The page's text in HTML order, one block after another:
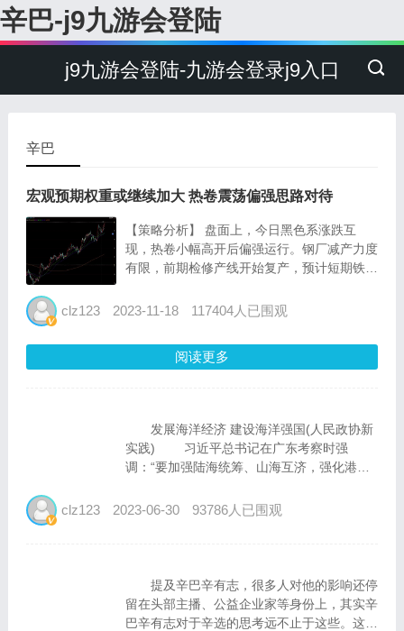
辛巴-j9九游会登陆
j9九游会登陆-九游会登录j9入口
辛巴
宏观预期权重或继续加大 热卷震荡偏强思路对待
【策略分析】 盘面上，今日黑色系涨跌互
现，热卷小幅高开后偏强运行。钢厂减产力度
有限，前期检修产线开始复产，预计短期铁水
成本上支撑较好。 宏观氛围偏暖，转入淡
格局边际变动有限，淡...
clz123 2023-11-18 117404人已围观
阅读更多
发展海洋经济 建设海洋强国(人民政协新
实践) 习近平总书记在广东考察时强
调：“要加强陆海统筹、山海互济，强化港产
洋强省。”党的二十大报告提出，“发展海洋经
clz123 2023-06-30 93786人已围观
提及辛巴辛有志，很多人对他的影响还停
留在头部主播、公益企业家等身份上，其实辛
巴辛有志对于辛选的思考远不止于这些。这几